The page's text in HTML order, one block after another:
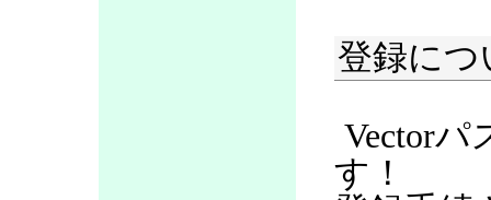
登録につ
Vectorパ
す！